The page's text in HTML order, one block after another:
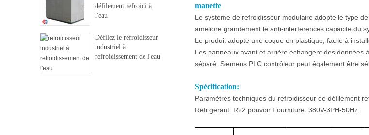
manette
Le système de refroidisseur modulaire adopte le type
améliore grandement le anti-interférences capacité du
Le produit adopte une coque en plastique, facile à
Les panneaux avant et arrière échangent des données
séparé. Siemens PLC contrôleur peut également être
Spécification:
Paramètres techniques du refroidisseur de défilement
Réfrigérant: R22 pouvoir Fourniture: 380V-3PH-50Hz
défilement refroidi à
l'eau
Défilez le refroidisseur
industriel à
refroidissement de l'eau